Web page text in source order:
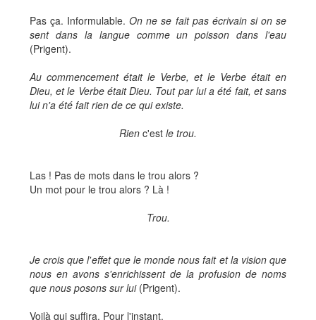
Pas ça. Informulable.On ne se fait pas écrivain si on se
sent dans la langue comme un poisson dans l'eau
(Prigent).
Au commencement était le Verbe, et le Verbe était en
Dieu, et le Verbe était Dieu. Tout par lui a été fait, et sans
lui n'a été fait rien de ce qui existe.
Rien c'est le trou.
Las ! Pas de mots dans le trou alors ?
Un mot pour le trou alors ? Là !
Trou.
Je crois que l'effet que le monde nous fait et la vision que
nous en avons s'enrichissent de la profusion de noms
que nous posons sur lui(Prigent).
Voilà qui suffira. Pour l'instant.